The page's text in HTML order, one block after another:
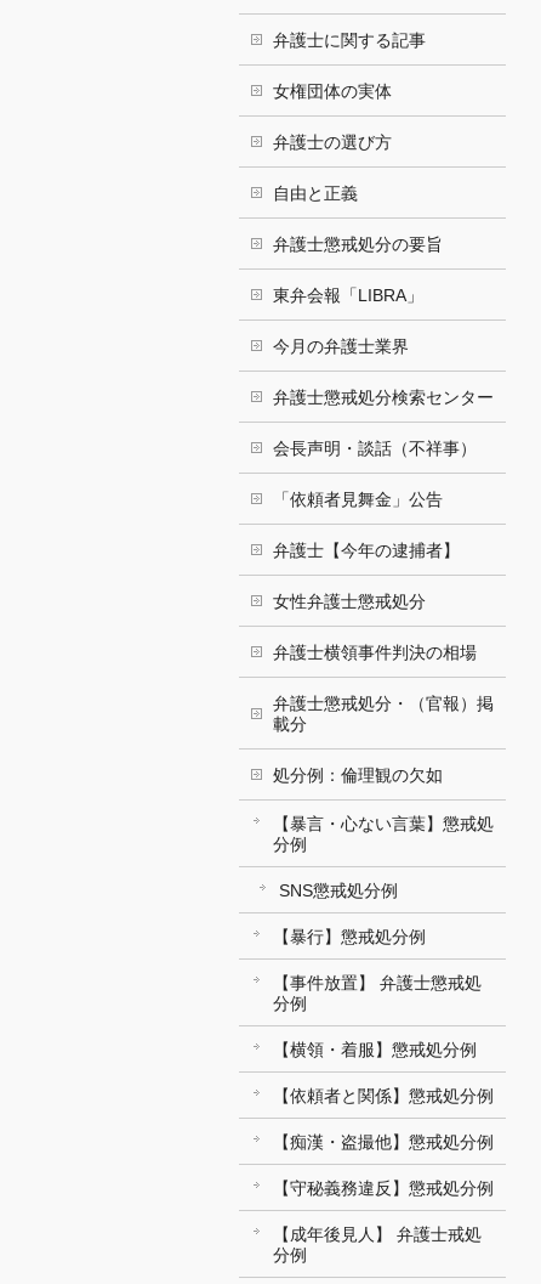
弁護士に関する記事
女権団体の実体
弁護士の選び方
自由と正義
弁護士懲戒処分の要旨
東弁会報「LIBRA」
今月の弁護士業界
弁護士懲戒処分検索センター
会長声明・談話（不祥事）
「依頼者見舞金」公告
弁護士【今年の逮捕者】
女性弁護士懲戒処分
弁護士横領事件判決の相場
弁護士懲戒処分・（官報）掲
載分
処分例：倫理観の欠如
【暴言・心ない言葉】懲戒処
分例
SNS懲戒処分例
【暴行】懲戒処分例
【事件放置】 弁護士懲戒処
分例
【横領・着服】懲戒処分例
【依頼者と関係】懲戒処分例
【痴漢・盗撮他】懲戒処分例
【守秘義務違反】懲戒処分例
【成年後見人】 弁護士戒処
分例